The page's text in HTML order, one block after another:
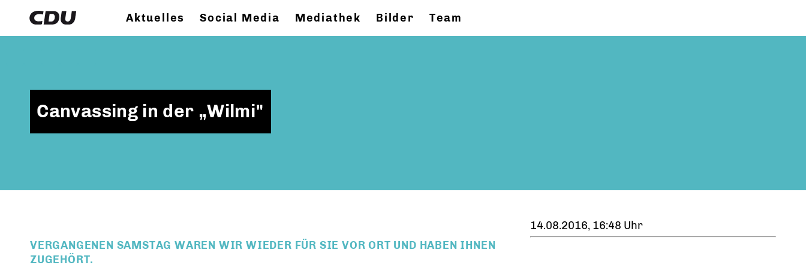
Aktuelles Social Media Mediathek Bilder Team
Canvassing in der „Wilmi"
VERGANGENEN SAMSTAG WAREN WIR WIEDER FÜR SIE VOR ORT UND HABEN IHNEN
ZUGEHÖRT.
14.08.2016, 16:48 Uhr